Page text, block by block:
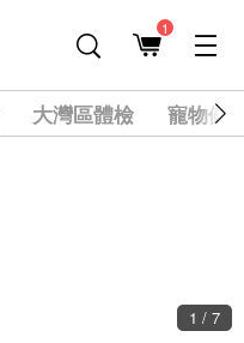
1
大灣區體檢 寵物健
2 / 7